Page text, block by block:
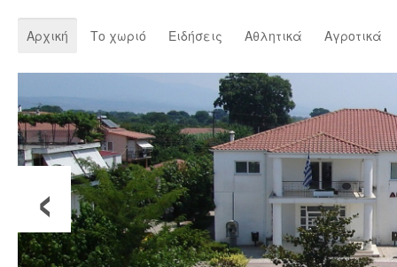
Αρχική Το χωριό Ειδήσεις Αθλητικά Αγροτικά
‹